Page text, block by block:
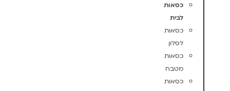
כסאות
לבית
כסאות
לסלון
כסאות
מטבח
כסאות